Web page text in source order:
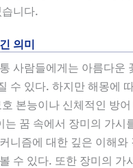
니다.
의미
사람들에게는 아름다운
수 있다. 하지만 해몽에
본능이나 신체적인 방
는 꿈 속에서 장미의 가시
니즘에 대한 깊은 이해와
수 있다. 또한 장미의 가